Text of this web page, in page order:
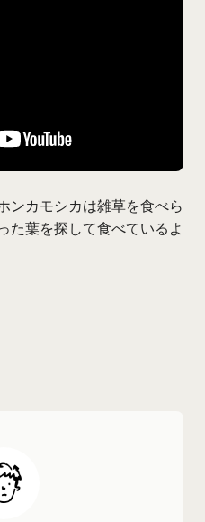
ンカモシカは雑草を食べら
た葉を探して食べているよ